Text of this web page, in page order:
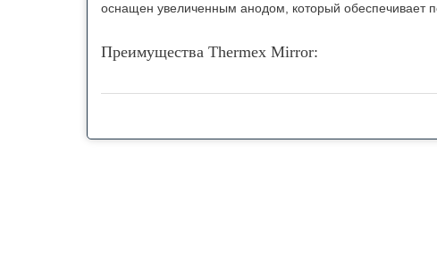
оснащен увеличенным анодом, который обеспечивает
Преимущества Thermex Mirror:
соединенные между собой, что позволяет
позволяет сужаться и расширяться вместе с
Качественный нагрев. Надежный ТЭН из